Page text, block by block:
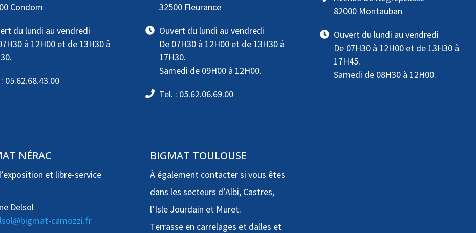
Condom
du lundi au vendredi
à 12H00 et de 13H30 à
05.62.68.43.00
32500 Fleurance
Ouvert du lundi au vendredi
De 07H30 à 12H00 et de 13H30 à
17H30.
Samedi de 09H00 à 12H00.
Tel. : 05.62.06.69.00
82000 Montauban
Ouvert du lundi au vendredi
De 07H30 à 12H00 et de 13H30 à
17H45.
Samedi de 08H30 à 12H00.
NÉRAC
et libre-service
Delsol
camozzi.fr
BIGMAT TOULOUSE
À également contacter si vous êtes
dans les secteurs d’Albi, Castres,
l’Isle Jourdain et Muret.
Terrasse en carrelages et dalles et